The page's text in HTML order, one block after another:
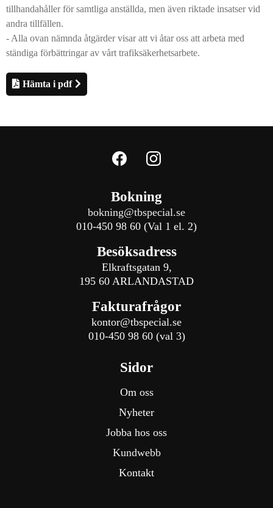
tillhandahåller för samtliga anställda, men även riktade insatser vid
andra tillfällen.
- Alla ovan nämnda åtgärder visar att vi åtar oss att arbeta med
ständiga förbättringar av vårt trafiksäkerhetsarbete.
Hämta i pdf
Bokning
bokning@tbspecial.se
010-450 98 60 (Val 1 el. 2)
Besöksadress
Elkraftsgatan 9,
195 60 ARLANDASTAD
Fakturafrågor
kontor@tbspecial.se
010-450 98 60 (val 3)
Sidor
Om oss
Nyheter
Jobba hos oss
Kundwebb
Kontakt